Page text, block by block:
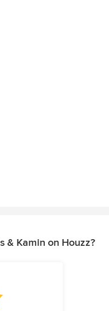
& Kamin on Houzz?